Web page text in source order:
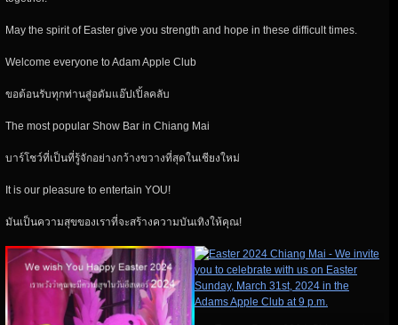
May the spirit of Easter give you strength and hope in these difficult times.
Welcome everyone to Adam Apple Club
ขอต้อนรับทุกท่านสู่อดัมแอ๊ปเปิ้ลคลับ
The most popular Show Bar in Chiang Mai
บาร์โชว์ที่เป็นที่รู้จักอย่างกว้างขวางที่สุดในเชียงใหม่
It is our pleasure to entertain YOU!
มันเป็นความสุขของเราที่จะสร้างความบันเทิงให้คุณ!